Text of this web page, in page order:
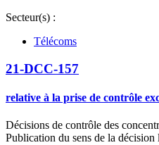
Secteur(s) :
Télécoms
21-DCC-157
relative à la prise de contrôle
Décisions de contrôle des
Publication du sens de la décision